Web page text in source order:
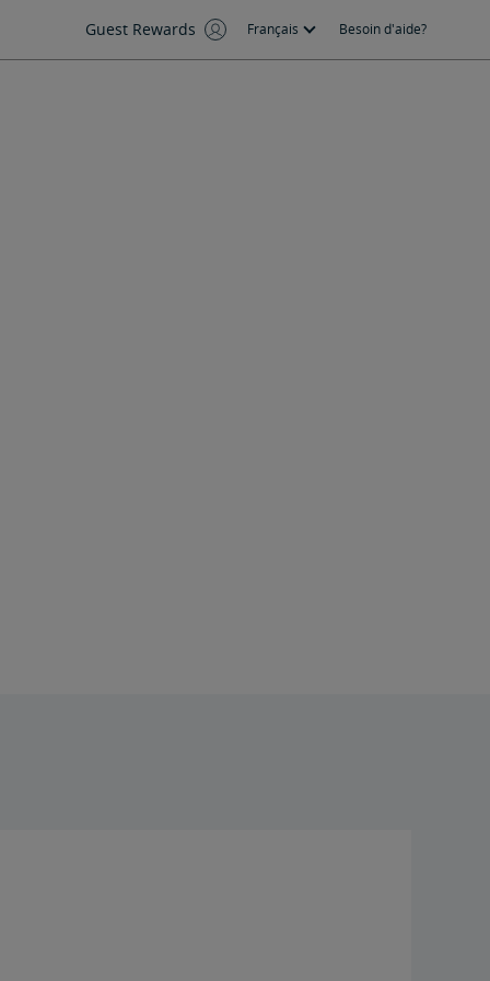
Guest Rewards Français Besoin d'aide?